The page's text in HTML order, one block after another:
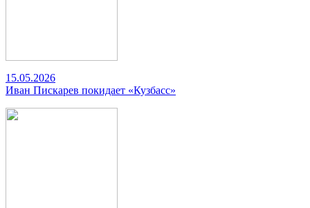
15.05.2026
Иван Пискарев покидает «Кузбасс»